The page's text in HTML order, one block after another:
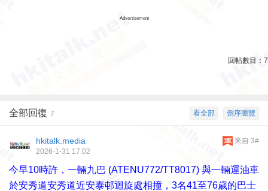
Advertisement
回帖數目： 7
倒序瀏覽
看全部
全部回復 7
來自 3#
hkitalk.media
2026-1-31 17:02
今早10時許，一輛九巴 (ATENU772/TT8017) 與一輛運油車
於安秀道安秀道近安泰邨迴旋處相撞，3名41至76歲的巴士